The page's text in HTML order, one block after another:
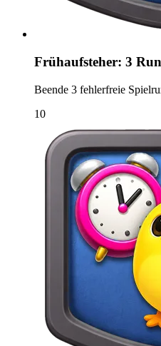
Frühaufsteher: 3
Beende 3 fehlerfreie
10